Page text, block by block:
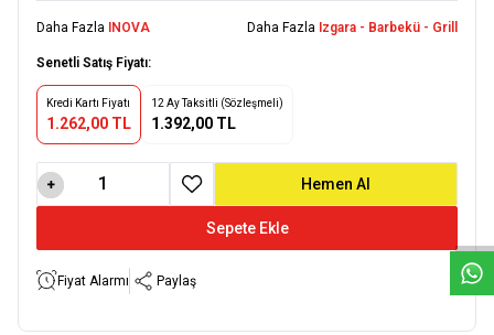
Daha Fazla INOVA Daha Fazla Izgara - Barbekü - Grill
Senetli Satış Fiyatı:
Kredi Kartı Fiyatı
1.262,00 TL
12 Ay Taksitli (Sözleşmeli)
1.392,00 TL
Sepete Ekle
Hemen Al
Favoriye Ekle
Fiyat Alarmı Paylaş